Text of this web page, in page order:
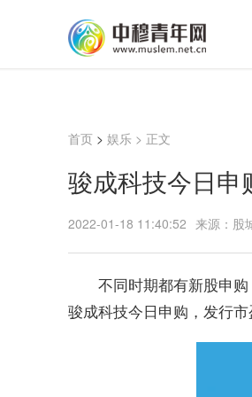
首页 > 娱乐 > 正文
骏成科技今日申
2022-01-18 11:40:52 来源：股
不同时期都有新股申
骏成科技今日申购，发行